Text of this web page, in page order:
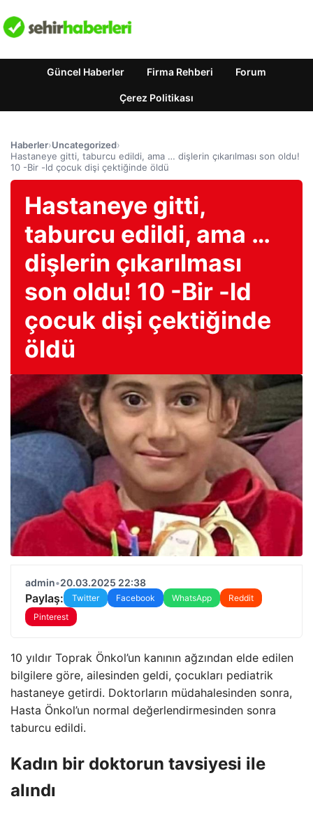
Güncel Haberler Firma Rehberi Forum
Çerez Politikası
Haberler›Uncategorized›
Hastaneye gitti, taburcu edildi, ama … dişlerin çıkarılması son oldu!
10 -Bir -ld çocuk dişi çektiğinde öldü
Hastaneye gitti,
taburcu edildi, ama …
dişlerin çıkarılması
son oldu! 10 -Bir -ld
çocuk dişi çektiğinde
öldü
admin•20.03.2025 22:38
Paylaş: Twitter Facebook WhatsApp
Reddit
Pinterest
10 yıldır Toprak Önkol’un kanının ağzından elde edilen
bilgilere göre, ailesinden geldi, çocukları pediatrik
hastaneye getirdi. Doktorların müdahalesinden sonra,
Hasta Önkol’un normal değerlendirmesinden sonra
taburcu edildi.
Kadın bir doktorun tavsiyesi ile
alındı